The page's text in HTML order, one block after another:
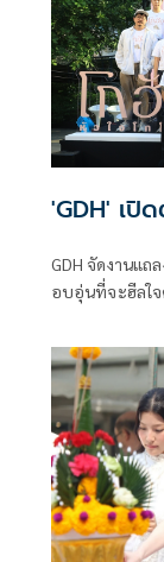
'GDH' เปิ
GDH จัดงานแถ
อบอุ่นที่จะฮีลใจคุณ
บริหาร จินา โอสถศิลป์, จิระ มะลิกุล, ปรียาวรรณ ภูวกุล, วิชช
พัชร์ โกจิ๋ว ฯลฯ